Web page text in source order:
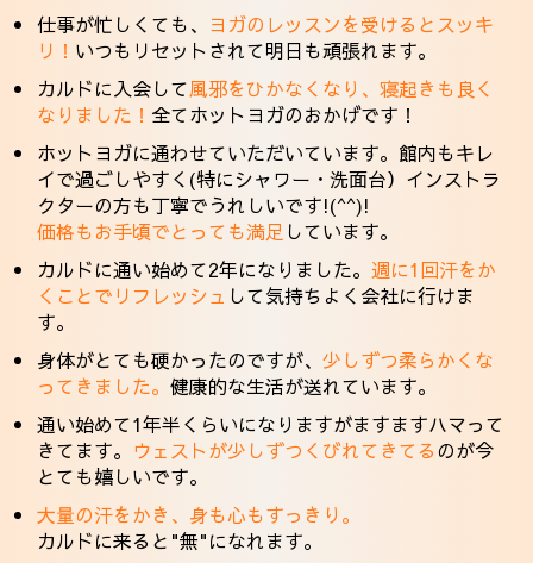
仕事が忙しくても、 ヨガのレッスンを受けるとスッキ
リ！ いつもリセットされて明日も頑張れます。
カルドに入会して風邪をひかなくなり、寝起きも良く
なりました！ 全てホットヨガのおかげです！
ホットヨガに通わせていただいています。館内もキレ
イで過ごしやすく(特にシャワー・洗面台）インストラ
クターの方も丁寧でうれしいです!(^^)!
価格もお手頃でとっても満足 しています。
カルドに通い始めて2年になりました。週に1回汗をか
くことでリフレッシュ して気持ちよく会社に行けま
す。
身体がとても硬かったのですが、少しずつ柔らかくな
ってきました。健康的な生活が送れています。
通い始めて1年半くらいになりますがますますハマって
きてます。 ウェストが少しずつくびれてきてるのが今
とても嬉しいです。
大量の汗をかき、身も心もすっきり。
カルドに来ると"無"になれます。